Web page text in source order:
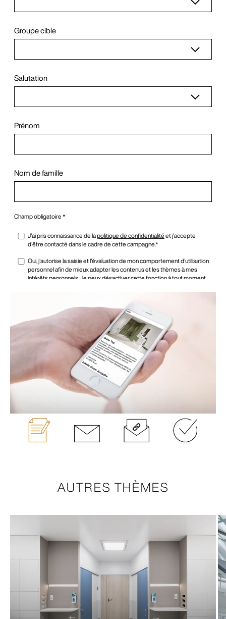
AUTRES THÈMES